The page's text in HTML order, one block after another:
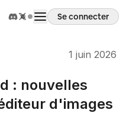
Se connecter
1 juin 2026
: nouvelles
d'images